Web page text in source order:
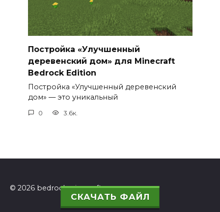
СКАЧАТЬ ФАЙЛ
Постройка «Улучшенный
деревенский дом» для Minecraft
Bedrock Edition
Постройка «Улучшенный деревенский
дом» — это уникальный
0 3.6к.
© 2026 bedrockminecraft.ru